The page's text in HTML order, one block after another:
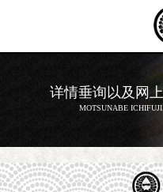
详情垂询以及网
MOTSUNABE ICHIFUJI